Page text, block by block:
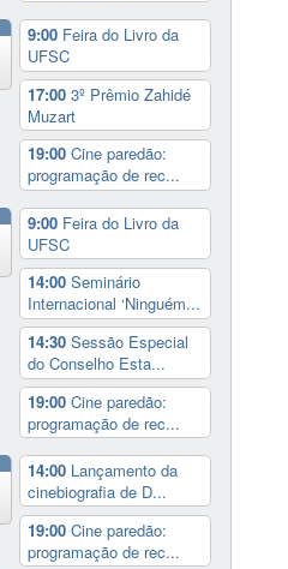
9:00 Feira do Livro da
UFSC
17:00 3º Prêmio Zahidé
Muzart
19:00 Cine paredão:
programação de rec...
9:00 Feira do Livro da
UFSC
14:00 Seminário
Internacional ‘Ninguém...
14:30 Sessão Especial
do Conselho Esta...
19:00 Cine paredão:
programação de rec...
14:00 Lançamento da
cinebiografia de D...
19:00 Cine paredão:
programação de rec...